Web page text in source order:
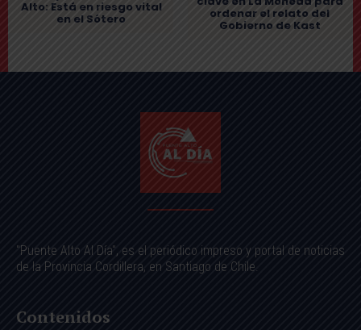
Alto: Está en riesgo vital
en el Sótero ordenar el relato del
Gobierno de Kast
"Puente Alto Al Día", es el periódico impreso y portal de noticias
de la Provincia Cordillera, en Santiago de Chile.
Contenidos